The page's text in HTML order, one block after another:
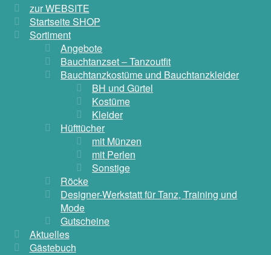
zur WEBSITE
Startseite SHOP
Sortiment
Angebote
Bauchtanzset – Tanzoutfit
Bauchtanzkostüme und Bauchtanzkleider
BH und Gürtel
Kostüme
Kleider
Hüfttücher
mit Münzen
mit Perlen
Sonstige
Röcke
Designer-Werkstatt für Tanz, Training und
Mode
Gutscheine
Aktuelles
Gästebuch